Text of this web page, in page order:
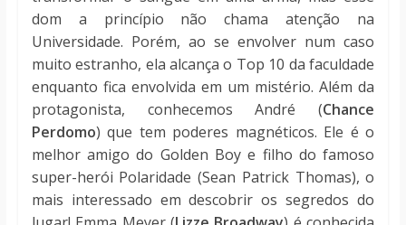
dom a princípio não chama atenção na
Universidade. Porém, ao se envolver num caso
muito estranho, ela alcança o Top 10 da faculdade
enquanto fica envolvida em um mistério. Além da
protagonista, conhecemos André (Chance
Perdomo) que tem poderes magnéticos. Ele é o
melhor amigo do Golden Boy e filho do famoso
super-herói Polaridade (Sean Patrick Thomas), o
mais interessado em descobrir os segredos do